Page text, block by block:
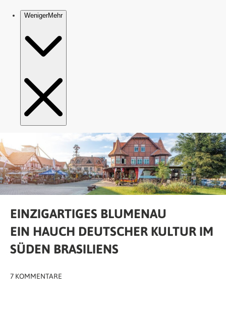
EINZIGARTIGES BLUMENAU
EIN HAUCH DEUTSCHER KULTUR IM
SÜDEN BRASILIENS
7 KOMMENTARE